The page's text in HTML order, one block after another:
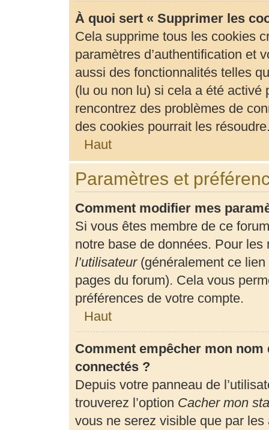
À quoi sert « Supprimer les
Cela supprime tous les cookies
paramètres d’authentification et
aussi des fonctionnalités telles
(lu ou non lu) si cela a été activé
rencontrez des problèmes de
des cookies pourrait les
Haut
Paramètres et
Comment modifier mes
Si vous êtes membre de ce
notre base de données. Pour
l’utilisateur(généralement ce lien
pages du forum). Cela vous
préférences de votre compte.
Haut
Comment empêcher mon
connectés ?
Depuis votre panneau de
trouverez l’option Cacher mon
vous ne serez visible que par